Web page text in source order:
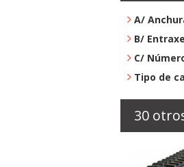
A/
B/
C/
Tipo de
30